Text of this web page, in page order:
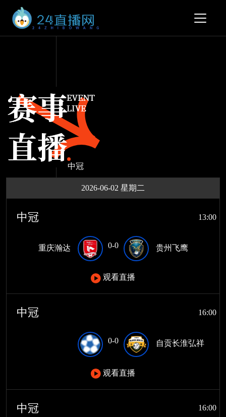
中冠
2026-06-02 星期二
中冠 13:00
重庆瀚达 0-0 贵州飞鹰
观看直播
中冠 16:00
0-0 自贡长淮弘祥
观看直播
中冠 16:00